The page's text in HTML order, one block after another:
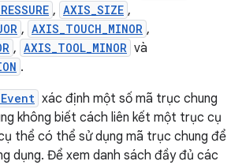
, AXIS_SIZE ,
, AXIS_TOUCH_MINOR ,
, AXIS_TOOL_MINOR và
.
xác định một số mã trục chung
không biết cách liên kết một trục cụ
thể có thể sử dụng mã trục chung để
dụng. Để xem danh sách đầy đủ các